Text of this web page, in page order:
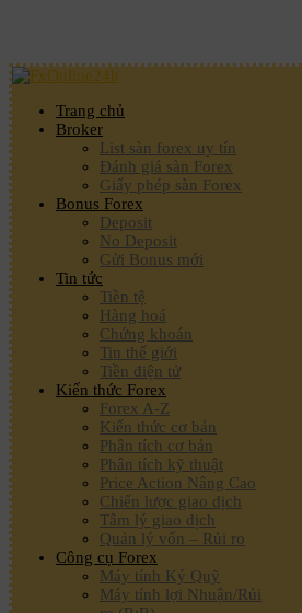
Trang chủ
Broker
List sàn forex uy tín
Đánh giá sàn Forex
Giấy phép sàn Forex
Bonus Forex
Deposit
No Deposit
Gửi Bonus mới
Tin tức
Tiền tệ
Hàng hoá
Chứng khoán
Tin thế giới
Tiền điện tử
Kiến thức Forex
Forex A-Z
Kiến thức cơ bản
Phân tích cơ bản
Phân tích kỹ thuật
Price Action Nâng Cao
Chiến lược giao dịch
Tâm lý giao dịch
Quản lý vốn – Rủi ro
Công cụ Forex
Máy tính Ký Quỹ
Máy tính lợi Nhuận/Rủi